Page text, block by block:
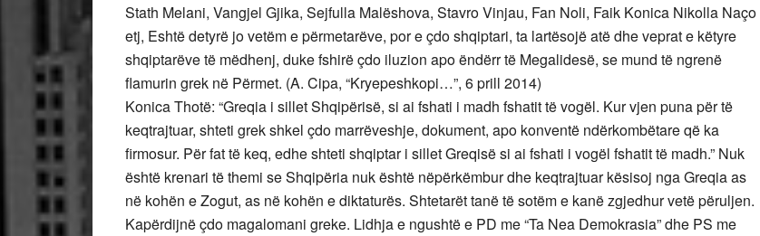
Stath Melani, Vangjel Gjika, Sejfulla Malëshova, Stavro Vinjau, Fan Noli, Faik Konica Nikolla Naço
etj, Eshtë detyrë jo vetëm e përmetarëve, por e çdo shqiptari, ta lartësojë atë dhe veprat e këtyre
shqiptarëve të mëdhenj, duke fshirë çdo iluzion apo ëndërr të Megalidesë, se mund të ngrenë
flamurin grek në Përmet. (A. Cipa, “Kryepeshkopi…”, 6 prill 2014)
Konica Thotë: “Greqia i sillet Shqipërisë, si ai fshati i madh fshatit të vogël. Kur vjen puna për të
keqtrajtuar, shteti grek shkel çdo marrëveshje, dokument, apo konventë ndërkombëtare që ka
firmosur. Për fat të keq, edhe shteti shqiptar i sillet Greqisë si ai fshati i vogël fshatit të madh.” Nuk
është krenari të themi se Shqipëria nuk është nëpërkëmbur dhe keqtrajtuar kësisoj nga Greqia as
në kohën e Zogut, as në kohën e diktaturës. Shtetarët tanë të sotëm e kanë zgjedhur vetë përuljen.
Kapërdijnë çdo magalomani greke. Lidhja e ngushtë e PD me “Ta Nea Demokrasia” dhe PS me